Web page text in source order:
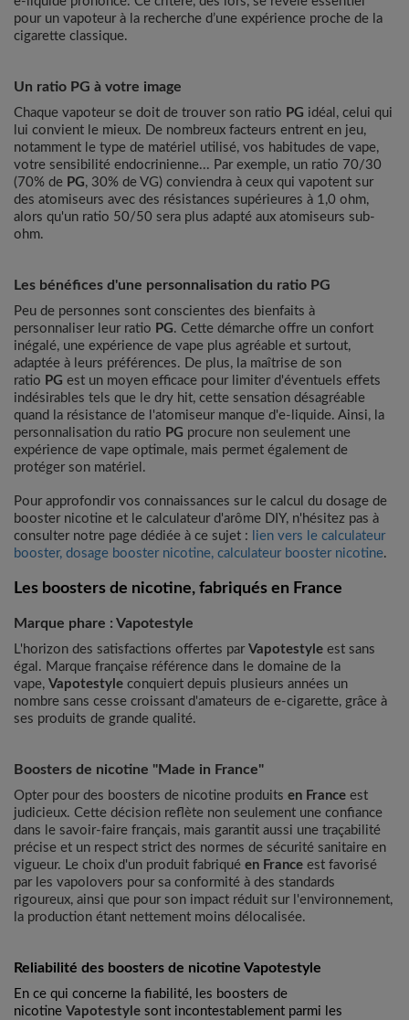
pour un vapoteur à la recherche d’une expérience proche de la
cigarette classique.
Un ratio PG à votre image
Chaque vapoteur se doit de trouver son ratio PG idéal, celui qui
lui convient le mieux. De nombreux facteurs entrent en jeu,
notamment le type de matériel utilisé, vos habitudes de vape,
votre sensibilité endocrinienne... Par exemple, un ratio 70/30
(70% de PG, 30% de VG) conviendra à ceux qui vapotent sur
des atomiseurs avec des résistances supérieures à 1,0 ohm,
alors qu'un ratio 50/50 sera plus adapté aux atomiseurs sub-
ohm.
Les bénéfices d'une personnalisation du ratio PG
Peu de personnes sont conscientes des bienfaits à
personnaliser leur ratio PG. Cette démarche offre un confort
inégalé, une expérience de vape plus agréable et surtout,
adaptée à leurs préférences. De plus, la maîtrise de son
ratio PG est un moyen efficace pour limiter d'éventuels effets
indésirables tels que le dry hit, cette sensation désagréable
quand la résistance de l'atomiseur manque d'e-liquide. Ainsi, la
personnalisation du ratio PG procure non seulement une
expérience de vape optimale, mais permet également de
protéger son matériel.
Pour approfondir vos connaissances sur le calcul du dosage de
booster nicotine et le calculateur d'arôme DIY, n'hésitez pas à
consulter notre page dédiée à ce sujet :
lien vers le calculateur
booster, dosage booster nicotine, calculateur booster nicotine.
Les boosters de nicotine, fabriqués en France
Marque phare : Vapotestyle
L'horizon des satisfactions offertes par Vapotestyle est sans
égal. Marque française référence dans le domaine de la
vape, Vapotestyle conquiert depuis plusieurs années un
nombre sans cesse croissant d'amateurs de e-cigarette, grâce à
ses produits de grande qualité.
Boosters de nicotine "Made in France"
Opter pour des boosters de nicotine produits en France est
judicieux. Cette décision reflète non seulement une confiance
dans le savoir-faire français, mais garantit aussi une traçabilité
précise et un respect strict des normes de sécurité sanitaire en
vigueur. Le choix d'un produit fabriqué en France est favorisé
par les vapolovers pour sa conformité à des standards
rigoureux, ainsi que pour son impact réduit sur l'environnement,
la production étant nettement moins délocalisée.
Reliabilité des boosters de nicotine Vapotestyle
En ce qui concerne la fiabilité, les boosters de
nicotine Vapotestyle sont incontestablement parmi les